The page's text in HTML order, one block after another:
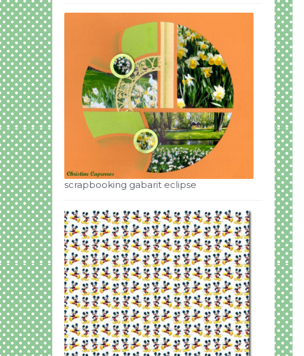
scrapbooking gabarit eclipse